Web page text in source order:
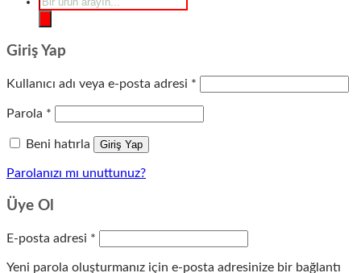
search
Giriş Yap
Kullanıcı adı veya e-posta adresi *
Parola *
Beni hatırla Giriş Yap
Parolanızı mı unuttunuz?
Üye Ol
E-posta adresi *
Yeni parola oluşturmanız için e-posta adresinize bir bağlantı